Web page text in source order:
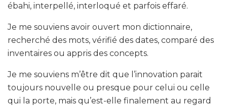
ébahi, interpellé, interloqué et parfois effaré.
Je me souviens avoir ouvert mon dictionnaire,
recherché des mots, vérifié des dates, comparé des
inventaires ou appris des concepts.
Je me souviens m’être dit que l’innovation parait
toujours nouvelle ou presque pour celui ou celle
qui la porte, mais qu’est-elle finalement au regard